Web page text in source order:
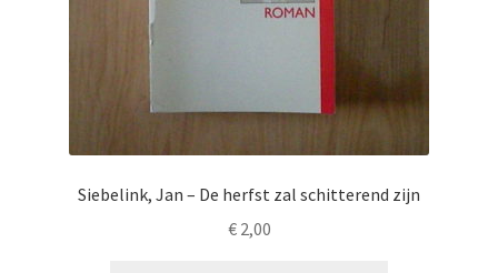
Siebelink, Jan – De herfst zal schitterend zijn
€2,00